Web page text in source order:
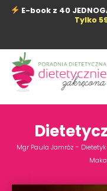
PrzejdźE-book z 40
Tylko
Mgr Paula Jamróz -